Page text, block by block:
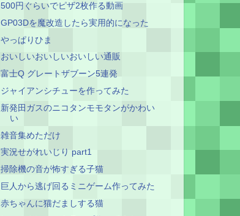
500円ぐらいでピザ2枚作る動画
GP03Dを魔改造したら実用的になった
やっぱりひま
おいしいおいしいおいしい通販
富士Q グレートザブーン5連発
ジャイアンシチューを作ってみた
新発田ガスのニコタンモモタンがかわい
い
雑音集めただけ
実況せがれいじり part1
掃除機の音が怖すぎる子猫
巨人から逃げ回るミニゲーム作ってみた
赤ちゃんに猫だましする猫